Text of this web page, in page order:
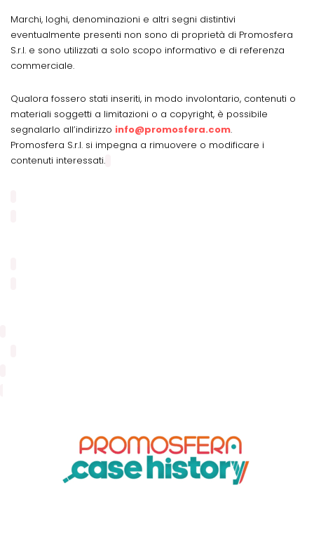
Marchi, loghi, denominazioni e altri segni distintivi
eventualmente presenti non sono di proprietà di Promosfera
S.r.l. e sono utilizzati a solo scopo informativo e di referenza
commerciale.
Qualora fossero stati inseriti, in modo involontario, contenuti o
materiali soggetti a limitazioni o a copyright, è possibile
segnalarlo all’indirizzo info@promosfera.com.
Promosfera S.r.l. si impegna a rimuovere o modificare i
contenuti interessati.